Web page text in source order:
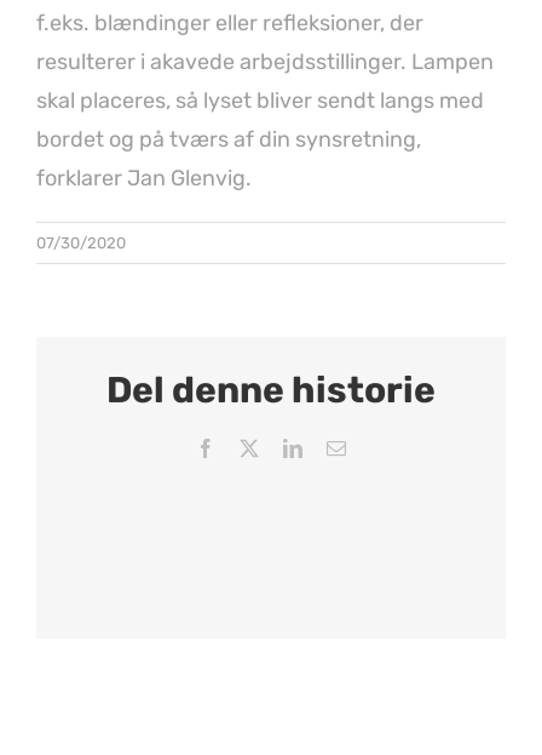
f.eks. blændinger eller refleksioner, der
resulterer i akavede arbejdsstillinger. Lampen
skal placeres, så lyset bliver sendt langs med
bordet og på tværs af din synsretning,
forklarer Jan Glenvig.
07/30/2020
Del denne historie
Facebook LinkedInEmail